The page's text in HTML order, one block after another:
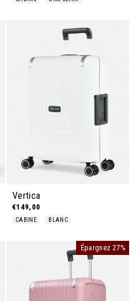
Vertica
€149,00
CABINE BLANC
Épargnez 27%